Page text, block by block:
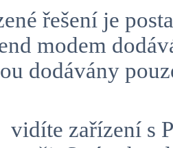
řešení je
modem
dodávány
vidíte zařízení s